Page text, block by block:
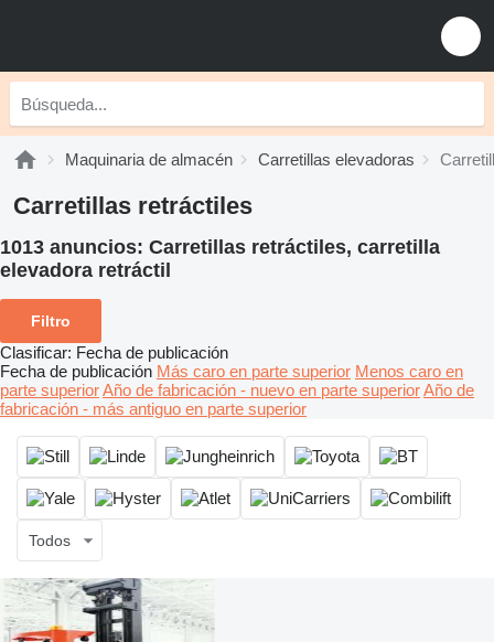
Maquinaria de almacén Carretillas elevadoras
Carretillas retráctiles
1013 anuncios: Carretillas retráctiles, carretilla
elevadora retráctil
Filtro
Clasificar: Fecha de publicación
Fecha de publicación Más caro en parte superior Menos caro en
parte superiorAño de fabricación - nuevo en parte superiorAño de
fabricación - más antiguo en parte superior
Todos